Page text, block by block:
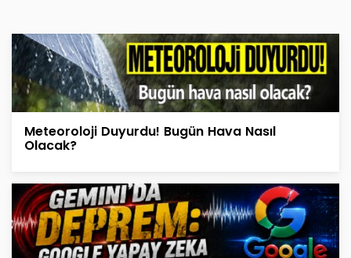
Meteoroloji Duyurdu! Bugün Hava Nasıl
Olacak?